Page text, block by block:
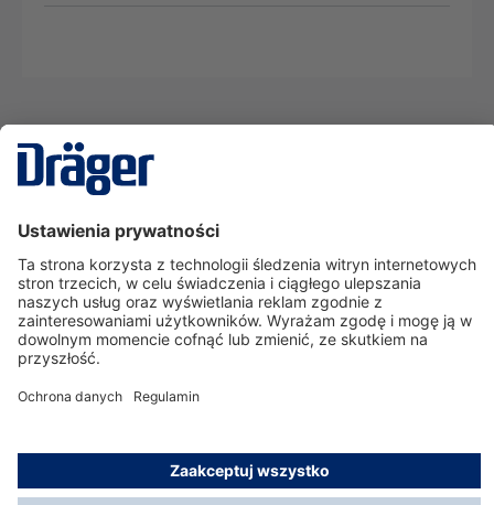
Serwisowa linia hotline
O nas
Korzystanie ze sklepu
© Dräger Polska Sp. z o.o., 2025